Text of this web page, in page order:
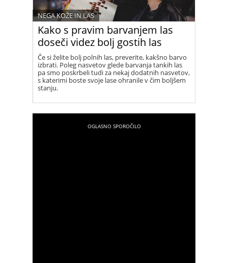
Kako s pravim barvanjem las
doseči videz bolj gostih las
NEGA KOŽE IN LAS
Če si želite bolj polnih las, preverite, kakšno barvo
izbrati. Poleg nasvetov glede barvanja tankih las
pa smo poskrbeli tudi za nekaj dodatnih nasvetov,
s katerimi boste svoje lase ohranile v čim boljšem
stanju.